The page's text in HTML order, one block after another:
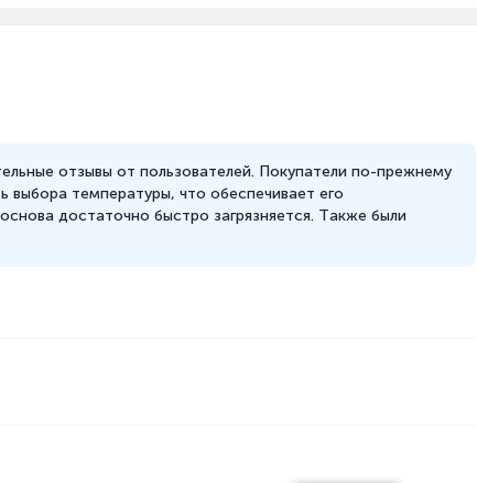
отзывы от пользователей. Покупатели по-прежнему
температуры, что обеспечивает его
достаточно быстро загрязняется. Также были